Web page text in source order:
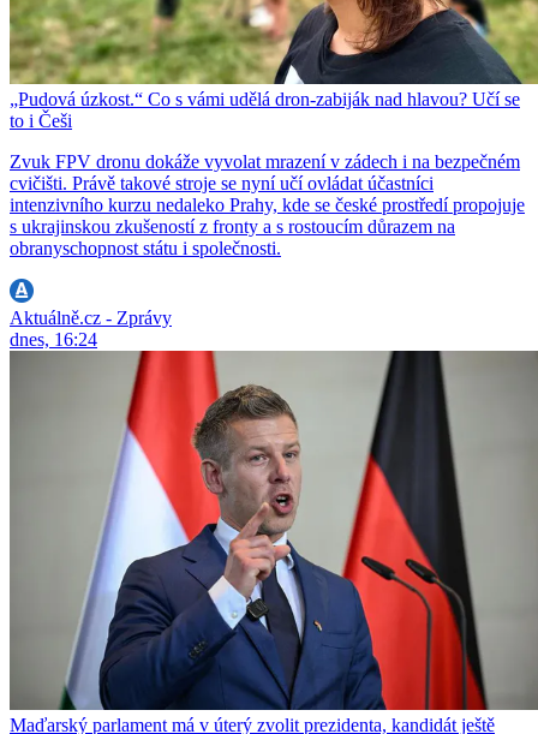
„Pudová úzkost.“ Co s vámi udělá dron-zabiják nad hlavou? Učí se
to i Češi
Zvuk FPV dronu dokáže vyvolat mrazení v zádech i na bezpečném
cvičišti. Právě takové stroje se nyní učí ovládat účastníci
intenzivního kurzu nedaleko Prahy, kde se české prostředí propojuje
s ukrajinskou zkušeností z fronty a s rostoucím důrazem na
obranyschopnost státu i společnosti.
Aktuálně.cz - Zprávy
dnes, 16:24
Maďarský parlament má v úterý zvolit prezidenta, kandidát ještě